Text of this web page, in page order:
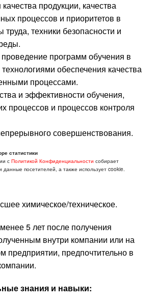
продукции, качества
процессов и приоритетов в
труда, техники безопасности и
программ обучения в
технологиями обеспечения качества
процессами.
и эффективности обучения,
процессов и процессов контроля
совершенствования.
химическое/техническое.
5 лет после получения
внутри компании или на
предприятии, предпочтительно в
знания и навыки:
статистики
сПолитикой Конфиденциальности собирает
данные посетителей, а также использует cookie.